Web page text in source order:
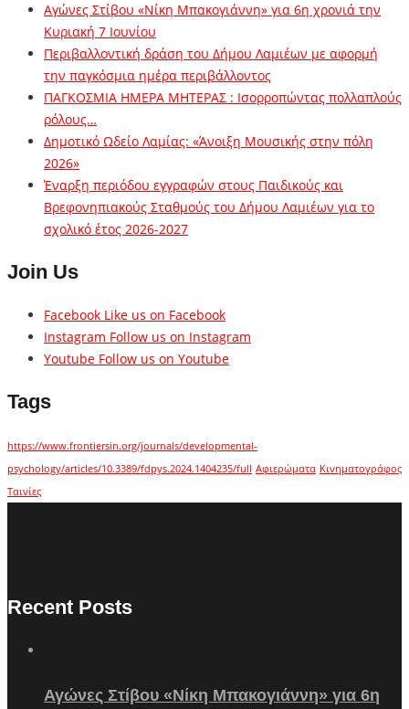
Αγώνες Στίβου «Νίκη Μπακογιάννη» για 6η χρονιά την
Κυριακή 7 Ιουνίου
Περιβαλλοντική δράση του Δήμου Λαμιέων με αφορμή
την παγκόσμια ημέρα περιβάλλοντος
ΠΑΓΚΟΣΜΙΑ ΗΜΕΡΑ ΜΗΤΕΡΑΣ : Ισορροπώντας πολλαπλούς
ρόλους…
Δημοτικό Ωδείο Λαμίας: «Άνοιξη Μουσικής στην πόλη
2026»
Έναρξη περιόδου εγγραφών στους Παιδικούς και
Βρεφονηπιακούς Σταθμούς του Δήμου Λαμιέων για το
σχολικό έτος 2026-2027
Join Us
Facebook Like us on Facebook
Instagram Follow us on Instagram
Youtube Follow us on Youtube
Tags
https://www.frontiersin.org/journals/developmental-
psychology/articles/10.3389/fdpys.2024.1404235/full Αφιερώματα Κινηματογράφος
Ταινίες
Recent Posts
Αγώνες Στίβου «Νίκη Μπακογιάννη» για 6η